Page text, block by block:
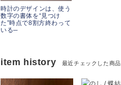
時計のデザインは、使う
数字の書体を“見つけ
た”時点で8割方終わって
いる─
item history 最近チェックした商品